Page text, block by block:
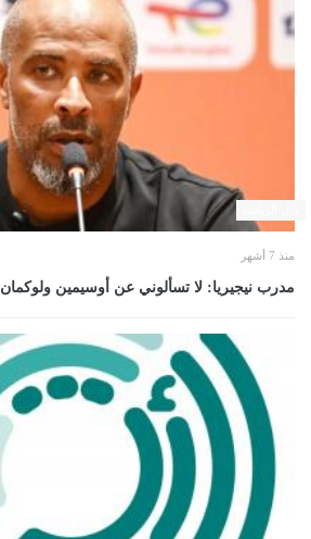
منذ 7 أشهر
مدرب نيجيريا: لا تسألوني عن أوسيمين ولوكمان